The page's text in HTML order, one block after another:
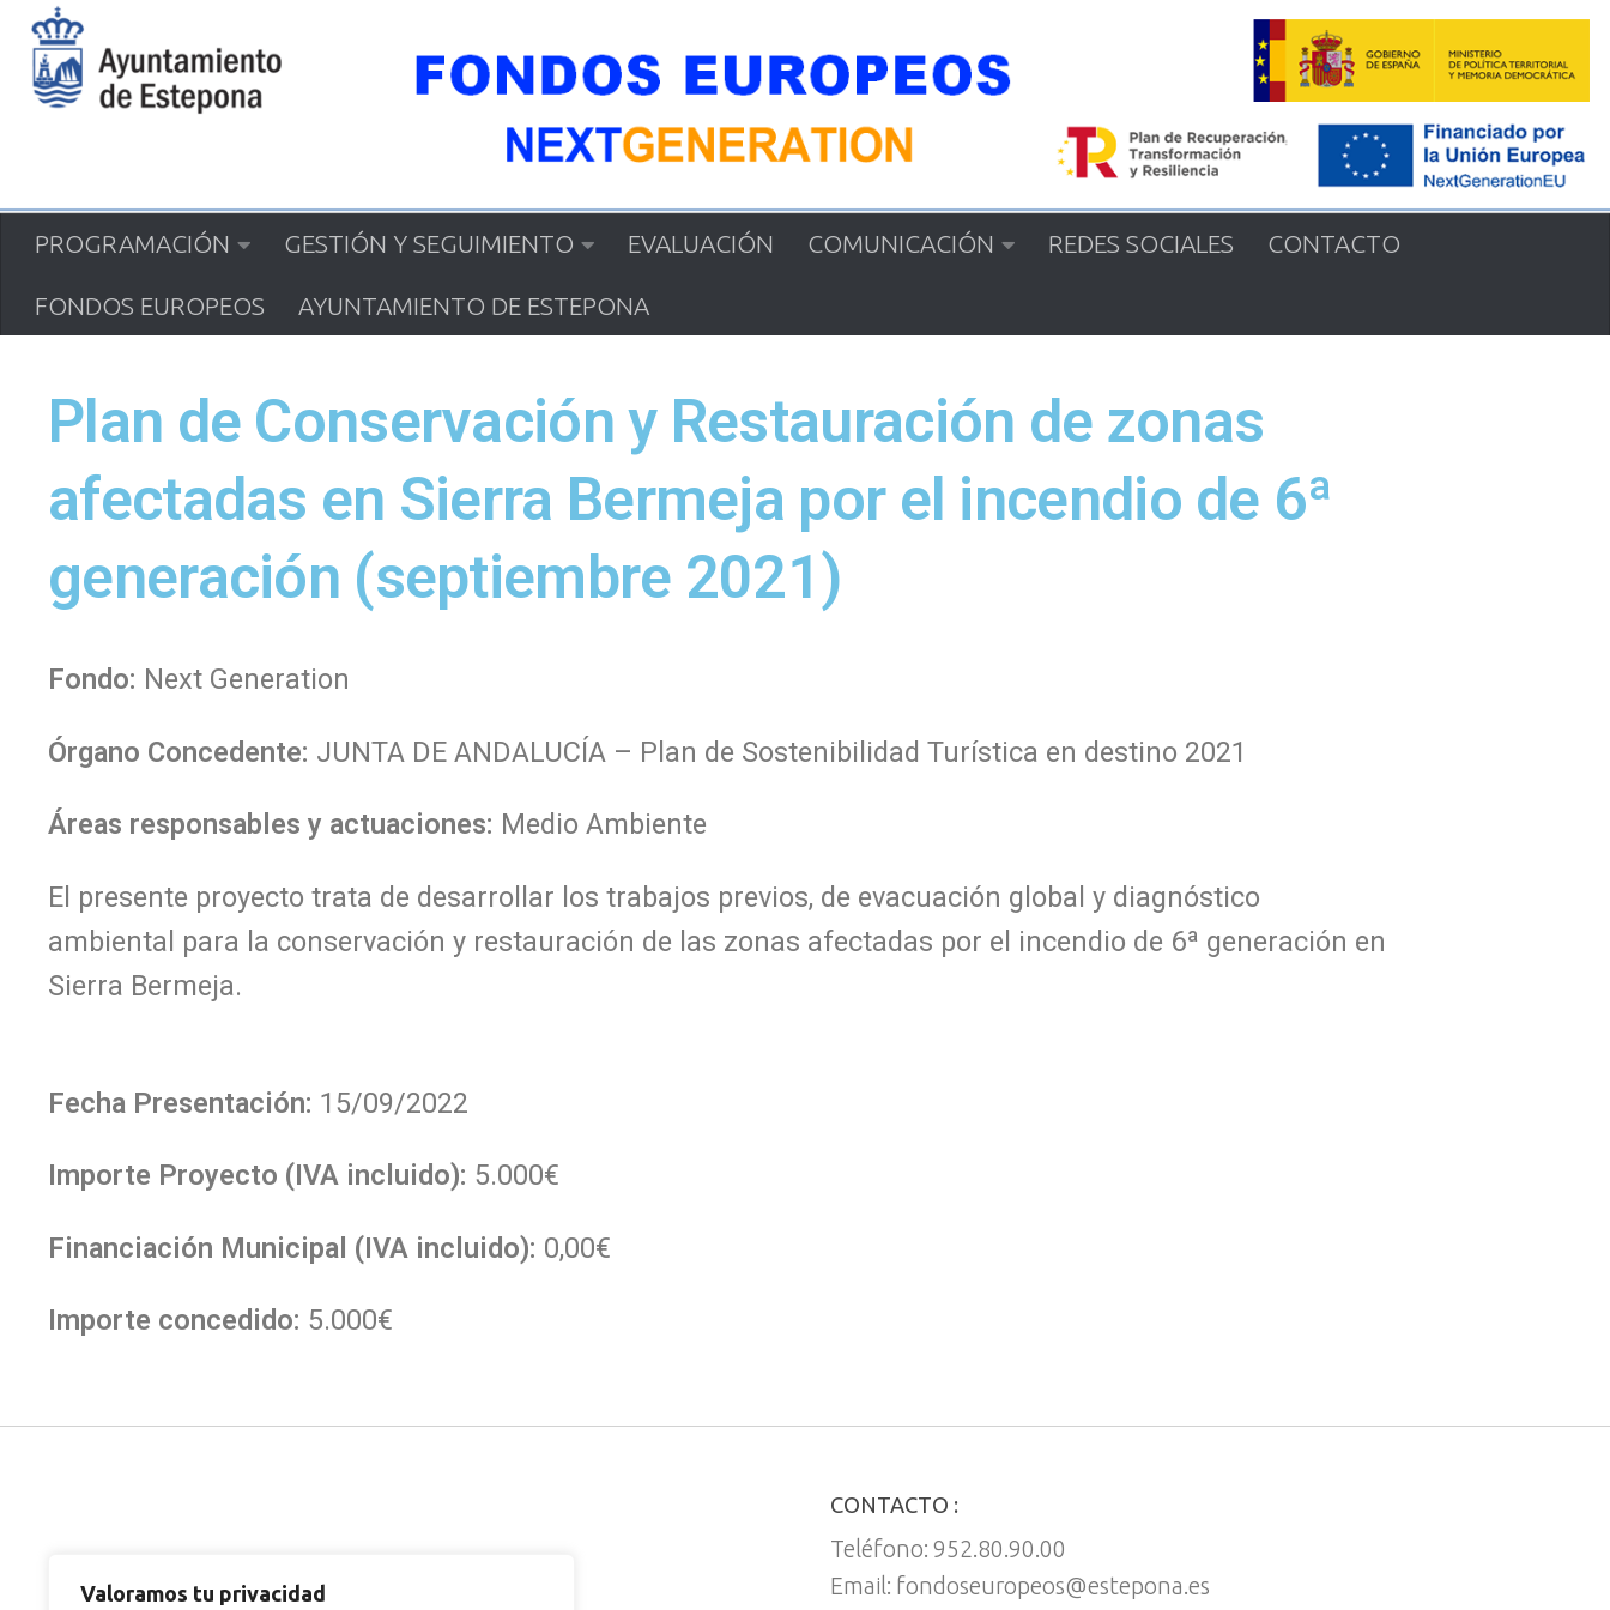
Valoramos tu privacidad
Saltar al contenido
PROGRAMACIÓN GESTIÓN Y SEGUIMIENTO EVALUACIÓN COMUNICACIÓN REDES SOCIALES CONTACTO
FONDOS EUROPEOS AYUNTAMIENTO DE ESTEPONA
Plan de Conservación y Restauración de zonas
afectadas en Sierra Bermeja por el incendio de 6ª
generación (septiembre 2021)
Fondo: Next Generation
Órgano Concedente: JUNTA DE ANDALUCÍA – Plan de Sostenibilidad Turística en destino 2021
Áreas responsables y actuaciones: Medio Ambiente
El presente proyecto trata de desarrollar los trabajos previos, de evacuación global y diagnóstico
ambiental para la conservación y restauración de las zonas afectadas por el incendio de 6ª generación en
Sierra Bermeja.
Fecha Presentación: 15/09/2022
Importe Proyecto (IVA incluido): 5.000€
Financiación Municipal (IVA incluido): 0,00€
Importe concedido: 5.000€
CONTACTO :
Teléfono: 952.80.90.00
Email: fondoseuropeos@estepona.es